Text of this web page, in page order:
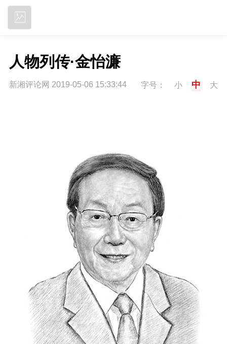
人物列传·金怡濂
新湘评论网 2019-05-06 15:33:44 字号： 小 中 大